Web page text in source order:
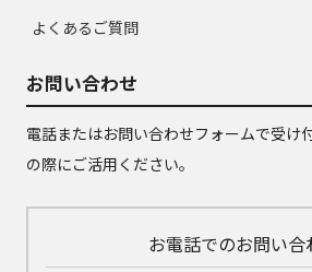
よくあるご質問
お問い合わせ
電話またはお問い合わせフォームで受け
の際にご活用ください。
お電話でのお問い合